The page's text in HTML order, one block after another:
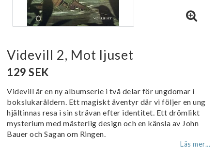
Videvill 2, Mot ljuset
129 SEK
Videvill är en ny albumserie i två delar för ungdomar i
bokslukaråldern. Ett magiskt äventyr där vi följer en ung
hjältinnas resa i sin strävan efter identitet. Ett drömlikt
mysterium med mästerlig design och en känsla av John
Bauer och Sagan om Ringen.
Läs mer...